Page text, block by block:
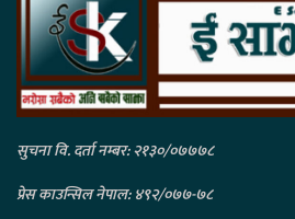
सुचना वि. दर्ता नम्बर: २१३०/०७७७८
प्रेस काउन्सिल नेपाल: ४९२/०७७-७८